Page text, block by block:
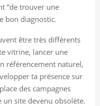
“de trouver une
bon diagnostic.
être très différents
vitrine, lancer une
référencement naturel,
ta présence sur
des campagnes
site devenu obsolète.